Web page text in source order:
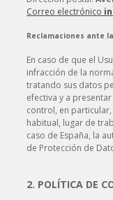
Correo electrónico
Reclamaciones ante
En caso de que el
infracción de la
tratando sus datos
efectiva y a
control, en
habitual, lugar de
caso de España, la
de Protección de
2. POLÍTICA DE